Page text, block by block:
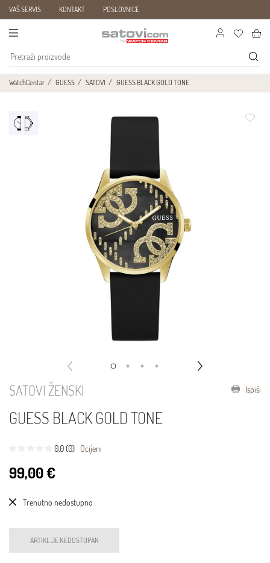
VAŠ SERVIS KONTAKT POSLOVNICE
WatchCentar GUESS SATOVI GUESS BLACK GOLD TONE
Ispiši
SATOVI ŽENSKI
GUESS BLACK GOLD TONE
0,0 (0) Ocijeni
99,00 €
Trenutno nedostupno
ARTIKL JE NEDOSTUPAN